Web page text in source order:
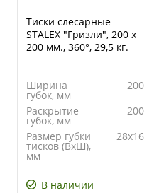
Тиски слесарные
STALEX "Гризли", 200 х
200 мм., 360°, 29,5 кг.
Ширина
губок, мм
200
Раскрытие
губок, мм
200
Размер губки
тисков (ВхШ),
мм
28х16
зева, мм
В наличии